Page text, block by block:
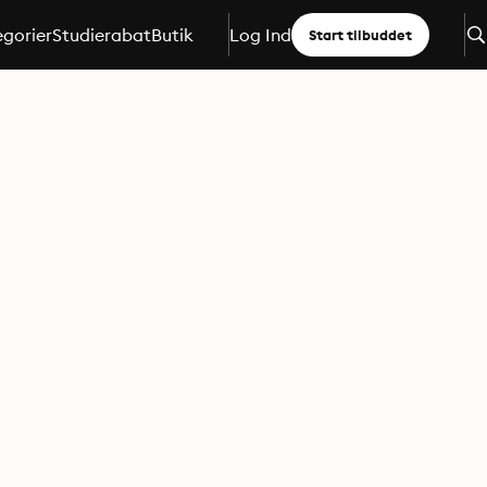
StudierabatButik Log Ind Start tilbuddet